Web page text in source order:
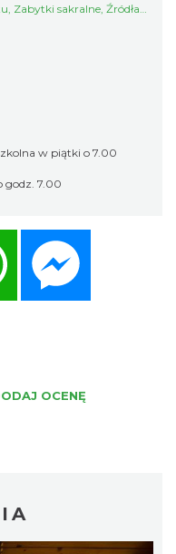
, Zabytki sakralne,Źródła historii
w piątki o 7.00
godz. 7.00
WhatsApp
OCENĘ